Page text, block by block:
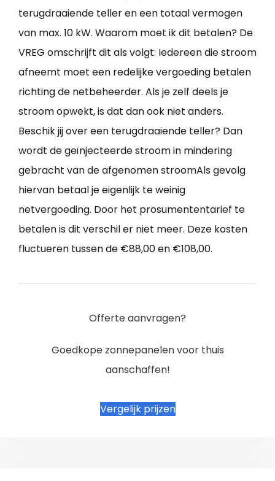
terugdraaiende teller en een totaal vermogen
van max. 10 kW. Waarom moet ik dit betalen? De
VREG omschrijft dit als volgt: Iedereen die stroom
afneemt moet een redelijke vergoeding betalen
richting de netbeheerder. Als je zelf deels je
stroom opwekt, is dat dan ook niet anders.
Beschik jij over een terugdraaiende teller? Dan
wordt de geïnjecteerde stroom in mindering
gebracht van de afgenomen stroomAls gevolg
hiervan betaal je eigenlijk te weinig
netvergoeding. Door het prosumententarief te
betalen is dit verschil er niet meer. Deze kosten
fluctueren tussen de €88,00 en €108,00.
Offerte aanvragen?
Goedkope zonnepanelen voor thuis
aanschaffen!
Vergelijk prijzen